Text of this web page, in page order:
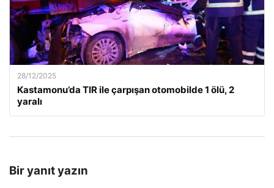
28/12/2025
Kastamonu’da TIR ile çarpışan otomobilde 1 ölü, 2
yaralı
Bir yanıt yazın